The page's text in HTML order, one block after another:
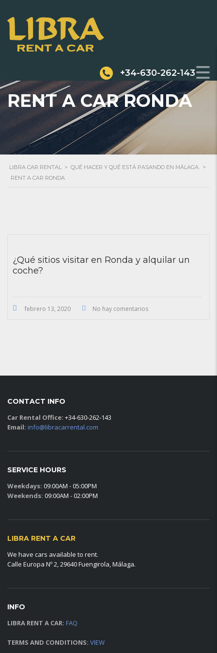
+34-630-262-143
RENT A CAR RONDA
LIBRA CAR RENTAL > QUÉ HACER Y QUÉ ESTÁ PASANDO EN MÁLAGA. >
RENT A CAR RONDA
¿Qué sitios visitar en Ronda y alquilar un
coche?
febrero 13, 2020 No hay comentarios
CONTACT INFO
Car Rental Office: +34-630-262-143
Email: info@libracarrental.com
SERVICE HOURS
Weekdays: 09:00AM - 05:00PM
Weekends: 09:00AM - 02:00PM
LIBRA RENT A CAR
We have cars available to rent.
Calle Europa Nº 2, 29640 Fuengirola, Málaga.
INFO
LIBRA RENT A CAR: FAQ
TERMS AND CONDITIONS: VIEW